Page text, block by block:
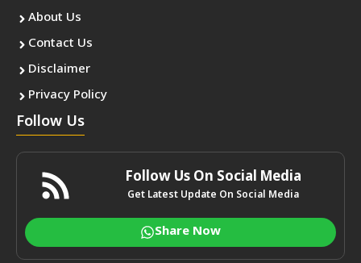
About Us
Contact Us
Disclaimer
Privacy Policy
Follow Us
Follow Us On Social Media
Get Latest Update On Social Media
Share Now